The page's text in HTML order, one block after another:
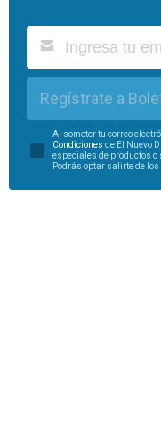
Regístrate a
Al someter tu correo
Condiciones de El Nuevo
especiales de productos o
Podrás optar salirte de